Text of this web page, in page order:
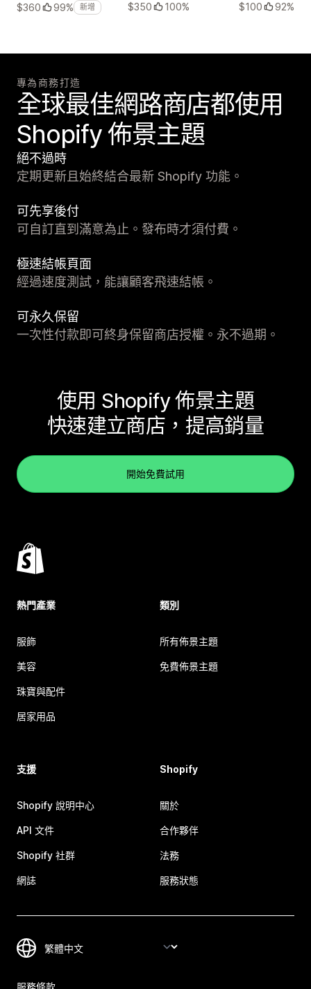
$360
99% 新增
$350
100%
$100
92%
專為商務打造
全球最佳網路商店都使用
Shopify 佈景主題
絕不過時
定期更新且始終結合最新 Shopify 功能。
可先享後付
可自訂直到滿意為止。發布時才須付費。
極速結帳頁面
經過速度測試，能讓顧客飛速結帳。
可永久保留
一次性付款即可終身保留商店授權。永不過期。
使用 Shopify 佈景主題
快速建立商店，提高銷量
開始免費試用
熱門產業
服飾
美容
珠寶與配件
居家用品
類別
所有佈景主題
免費佈景主題
支援
Shopify 說明中心
API 文件
Shopify 社群
網誌
Shopify
關於
合作夥伴
法務
服務狀態